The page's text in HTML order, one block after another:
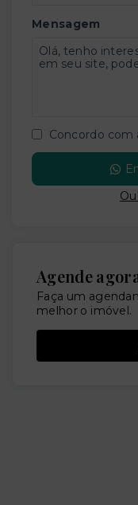
Mensagem
Concordo com
Agende
Faça um
melhor o imóvel.